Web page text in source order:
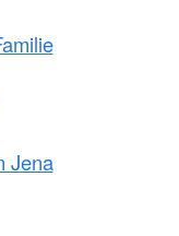
Jena